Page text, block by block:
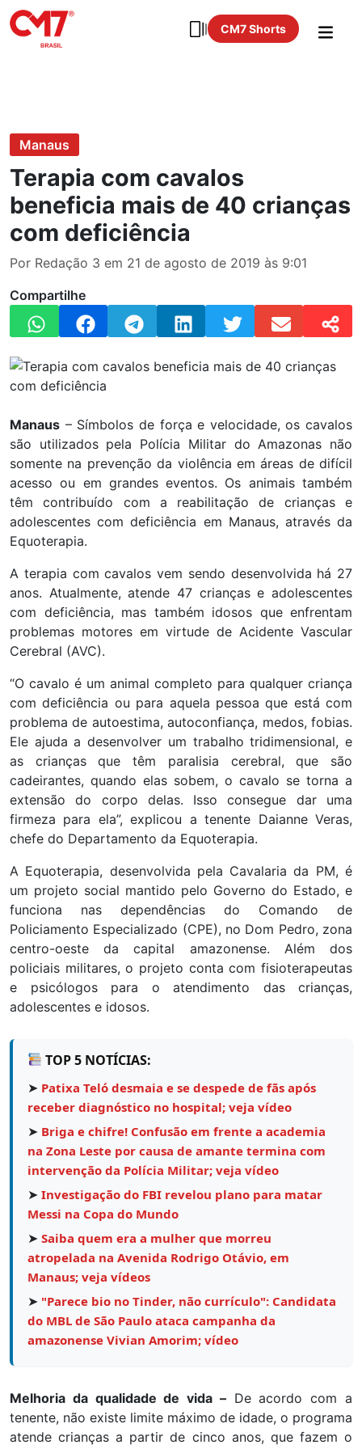
CM7 Shorts
Manaus
Terapia com cavalos
beneficia mais de 40 crianças
com deficiência
Por Redação 3 em 21 de agosto de 2019 às 9:01
Compartilhe
Manaus – Símbolos de força e velocidade, os cavalos
são utilizados pela Polícia Militar do Amazonas não
somente na prevenção da violência em áreas de difícil
acesso ou em grandes eventos. Os animais também
têm contribuído com a reabilitação de crianças e
adolescentes com deficiência em Manaus, através da
Equoterapia.
A terapia com cavalos vem sendo desenvolvida há 27
anos. Atualmente, atende 47 crianças e adolescentes
com deficiência, mas também idosos que enfrentam
problemas motores em virtude de Acidente Vascular
Cerebral (AVC).
“O cavalo é um animal completo para qualquer criança
com deficiência ou para aquela pessoa que está com
problema de autoestima, autoconfiança, medos, fobias.
Ele ajuda a desenvolver um trabalho tridimensional, e
as crianças que têm paralisia cerebral, que são
cadeirantes, quando elas sobem, o cavalo se torna a
extensão do corpo delas. Isso consegue dar uma
firmeza para ela”, explicou a tenente Daianne Veras,
chefe do Departamento da Equoterapia.
A Equoterapia, desenvolvida pela Cavalaria da PM, é
um projeto social mantido pelo Governo do Estado, e
funciona nas dependências do Comando de
Policiamento Especializado (CPE), no Dom Pedro, zona
centro-oeste da capital amazonense. Além dos
policiais militares, o projeto conta com fisioterapeutas
e psicólogos para o atendimento das crianças,
adolescentes e idosos.
TOP 5 NOTÍCIAS:
➤ Patixa Teló desmaia e se despede de fãs após
receber diagnóstico no hospital; veja vídeo
➤ Briga e chifre! Confusão em frente a academia
na Zona Leste por causa de amante termina com
intervenção da Polícia Militar; veja vídeo
➤ Investigação do FBI revelou plano para matar
Messi na Copa do Mundo
➤ Saiba quem era a mulher que morreu
atropelada na Avenida Rodrigo Otávio, em
Manaus; veja vídeos
➤ "Parece bio no Tinder, não currículo": Candidata
do MBL de São Paulo ataca campanha da
amazonense Vivian Amorim; vídeo
Melhoria da qualidade de vida –De acordo com a
tenente, não existe limite máximo de idade, o programa
atende crianças a partir de cinco anos, que fazem o